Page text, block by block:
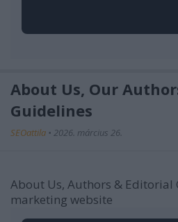
About Us, Our
Guidelines
SEOattila • 2026. március 26.
About Us, Authors & Editorial
marketing website